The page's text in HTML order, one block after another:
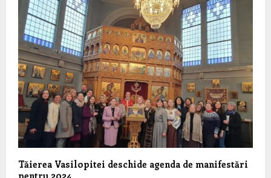
Tăierea Vasilopitei deschide agenda de manifestări